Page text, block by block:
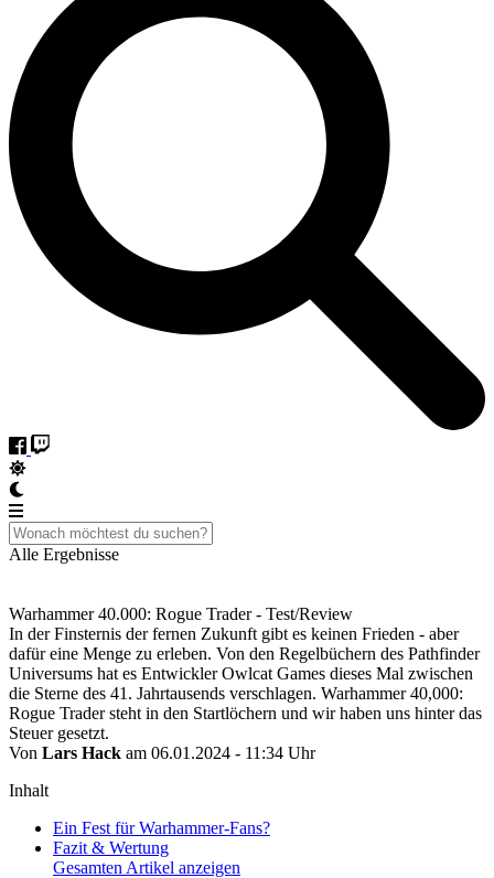
Alle Ergebnisse
Warhammer 40.000: Rogue Trader - Test/Review
In der Finsternis der fernen Zukunft gibt es keinen Frieden - aber
dafür eine Menge zu erleben. Von den Regelbüchern des Pathfinder
Universums hat es Entwickler Owlcat Games dieses Mal zwischen
die Sterne des 41. Jahrtausends verschlagen. Warhammer 40,000:
Rogue Trader steht in den Startlöchern und wir haben uns hinter das
Steuer gesetzt.
Von Lars Hack am 06.01.2024 - 11:34 Uhr
Inhalt
Ein Fest für Warhammer-Fans?
Fazit & Wertung
Gesamten Artikel anzeigen